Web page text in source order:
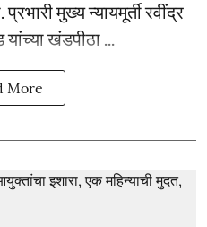
मुख्य न्यायमूर्ती रवींद्र
खंडपीठा ...
More